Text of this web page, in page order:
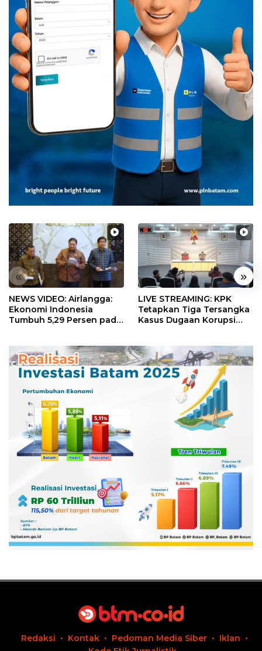
« »
NEWS VIDEO: Airlangga:
Ekonomi Indonesia
Tumbuh 5,29 Persen pada
LIVE STREAMING: KPK
Tetapkan Tiga Tersangka
Kasus Dugaan Korupsi
Redaksi Kontak Pedoman Media Siber
Iklan